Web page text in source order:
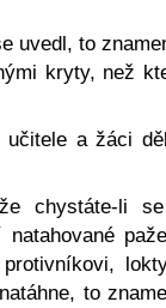
uvedl, to
kryty, než
učitele a žáci
chystáte-li
natahované
to